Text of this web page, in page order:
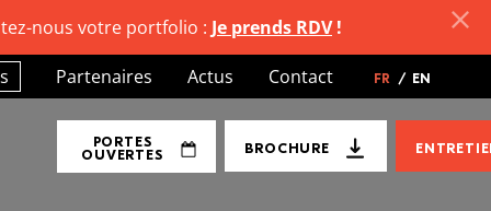
Partenaires Actus Contact FR / EN
PORTES
OUVERTES
BROCHURE
nous votre portfolio : Je prends RDV!